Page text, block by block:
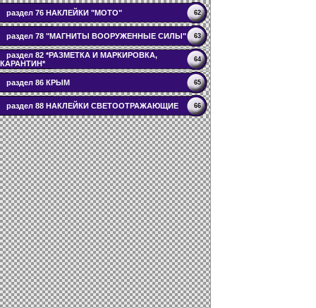
раздел 76 НАКЛЕЙКИ "МОТО" 62
раздел 78 "МАГНИТЫ ВООРУЖЕННЫЕ СИЛЫ" 63
раздел 82 *РАЗМЕТКА И МАРКИРОВКА,
КАРАНТИН*
64
раздел 86 КРЫМ 65
раздел 88 НАКЛЕЙКИ СВЕТООТРАЖАЮЩИЕ 66